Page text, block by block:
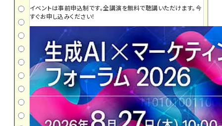
イベントは事前申込制です。全講演を無料で聴講いただけます。今
すぐお申し込みください！